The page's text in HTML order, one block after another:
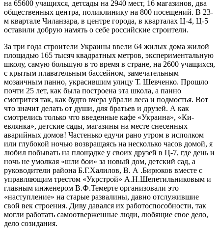
на 65600 уча­щихся, детсады на 2940 мест, 16 магазинов, два
обще­ственных центра, поликлинику на 800 посещений. В 23-
м квартале Чиланзара, в центре города, в кварталах Ц-4, Ц-5
оставили добрую намять о себе российские строители.
За три года строители Украины ввели 64 жилых дома жилой
площадью 165 тысяч квадратных метров, экспериментальную
школу, самую большую в то вре­мя в стране, на 2600 учащихся,
с крытым плаватель­ным бассейном, замечательным
мозаичным панно, ук­расившим улицу Т. Шевченко. Прошло
почти 25 лет, как была построена эта школа, а панно
смотрится так, как будто вчера убрали леса и подмостья. Вот
что значит делать от души, для братьев и друзей. А как
смотрелись только что введенные кафе «Украина», «Ки­
евлянка», детские сады, магазины на месте снесенных
аварийных домов! Частенько едучи рано утром в ис­полком
или глубокой ночью возвращаясь на несколько часов домой, я
любил побывать на площадке у своих друзей в Ц-7, где день и
ночь не умолкая «шли бои» за новый дом, детский сад, а
руководители района Б.Г.Халилов, В. А .Бирюков вместе с
управляющим трестом «Укрстрой» А.Н.Шепетильниковым и
главным инженером В.Ф.Темерте организовали это
«наступле­ние» на старые развалины, давно отслужившие
свой век строения. Диву давался их работоспособности, так
могли работать самоотверженные люди, любящие свое дело,
дело созидания.